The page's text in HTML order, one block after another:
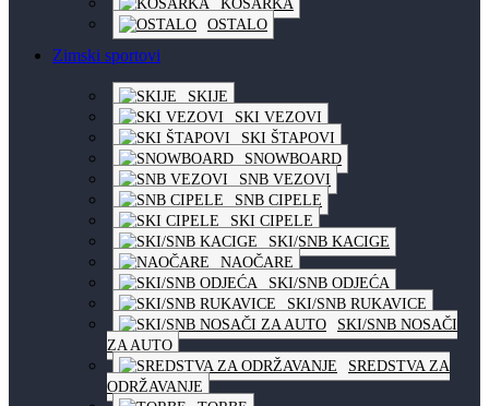
KOŠARKA
OSTALO
Zimski sportovi
SKIJE
SKI VEZOVI
SKI ŠTAPOVI
SNOWBOARD
SNB VEZOVI
SNB CIPELE
SKI CIPELE
SKI/SNB KACIGE
NAOČARE
SKI/SNB ODJEĆA
SKI/SNB RUKAVICE
SKI/SNB NOSAČI
ZA AUTO
SREDSTVA ZA
ODRŽAVANJE